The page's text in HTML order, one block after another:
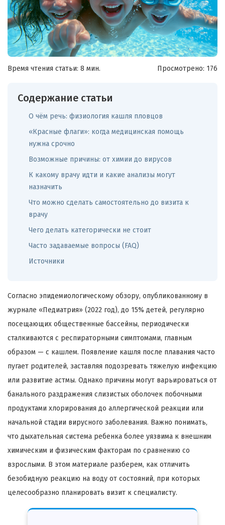
Время чтения статьи: 8 мин. Просмотрено: 176
Содержание статьи
О чём речь: физиология кашля пловцов
«Красные флаги»: когда медицинская помощь
нужна срочно
Возможные причины: от химии до вирусов
К какому врачу идти и какие анализы могут
назначить
Что можно сделать самостоятельно до визита к
врачу
Чего делать категорически не стоит
Часто задаваемые вопросы (FAQ)
Источники
Согласно эпидемиологическому обзору, опубликованному в
журнале «Педиатрия» (2022 год), до 15% детей, регулярно
посещающих общественные бассейны, периодически
сталкиваются с респираторными симптомами, главным
образом — с кашлем. Появление кашля после плавания часто
пугает родителей, заставляя подозревать тяжелую инфекцию
или развитие астмы. Однако причины могут варьироваться от
банального раздражения слизистых оболочек побочными
продуктами хлорирования до аллергической реакции или
начальной стадии вирусного заболевания. Важно понимать,
что дыхательная система ребенка более уязвима к внешним
химическим и физическим факторам по сравнению со
взрослыми. В этом материале разберем, как отличить
безобидную реакцию на воду от состояний, при которых
целесообразно планировать визит к специалисту.